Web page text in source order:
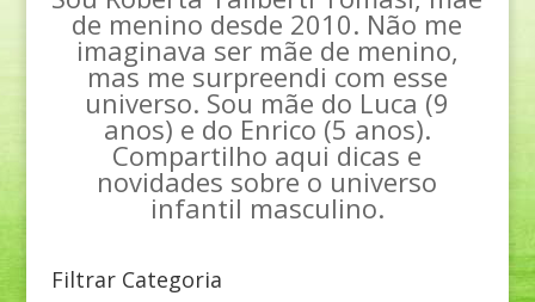
de menino desde 2010. Não me
imaginava ser mãe de menino,
mas me surpreendi com esse
universo. Sou mãe do Luca (9
anos) e do Enrico (5 anos).
Compartilho aqui dicas e
novidades sobre o universo
infantil masculino.
Filtrar Categoria